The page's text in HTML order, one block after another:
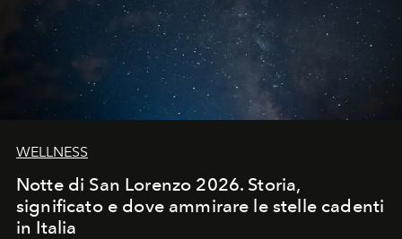
WELLNESS
Notte di San Lorenzo 2026. Storia,
significato e dove ammirare le stelle cadenti
in Italia